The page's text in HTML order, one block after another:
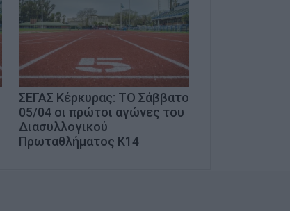
ΣΕΓΑΣ Κέρκυρας: ΤΟ Σάββατο
05/04 οι πρώτοι αγώνες του
Διασυλλογικού
Πρωταθλήματος Κ14